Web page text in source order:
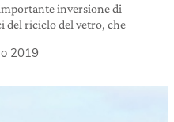
inversione di
del riciclo del vetro, che
2019